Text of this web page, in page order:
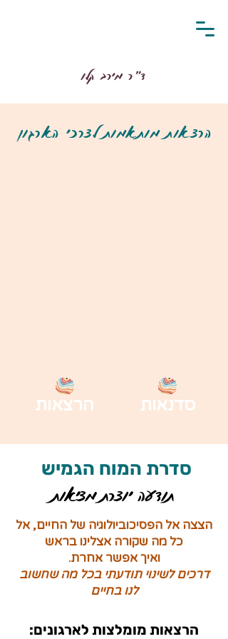
ד״ר מירב קלו
הרצאות מותאמות לצרכי הארגון
סדנאות הרצאות
סדרת המוח הגמיש
תודעה יוצרת מציאות
הצצה אל הפסיכוביולוגיה של החיים, אל
כל מה שקורה אצלינו בראש
ואיך אפשר אחרת.
דרכים לשינוי תודעתי בכל מה שחשוב
לנו בחיים
הרצאות מומלצות לארגונים: